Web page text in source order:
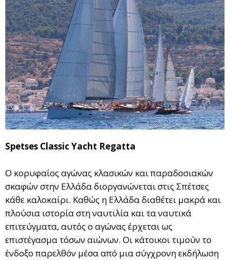
Spetses Classic Yacht Regatta
Ο κορυφαίος αγώνας κλασικών και παραδοσιακών
σκαφών στην Ελλάδα διοργανώνεται στις Σπέτσες
κάθε καλοκαίρι. Καθώς η Ελλάδα διαθέτει μακρά και
πλούσια ιστορία στη ναυτιλία και τα ναυτικά
επιτεύγματα, αυτός ο αγώνας έρχεται ως
επιστέγασμα τόσων αιώνων. Οι κάτοικοι τιμούν το
ένδοξο παρελθόν μέσα από μια σύγχρονη εκδήλωση